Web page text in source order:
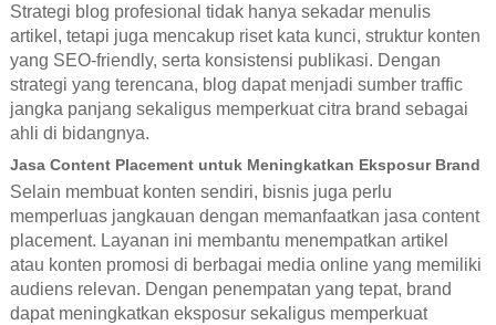
Strategi blog profesional tidak hanya sekadar menulis
artikel, tetapi juga mencakup riset kata kunci, struktur konten
yang SEO-friendly, serta konsistensi publikasi. Dengan
strategi yang terencana, blog dapat menjadi sumber traffic
jangka panjang sekaligus memperkuat citra brand sebagai
ahli di bidangnya.
Jasa Content Placement untuk Meningkatkan Eksposur Brand
Selain membuat konten sendiri, bisnis juga perlu
memperluas jangkauan dengan memanfaatkan jasa content
placement. Layanan ini membantu menempatkan artikel
atau konten promosi di berbagai media online yang memiliki
audiens relevan. Dengan penempatan yang tepat, brand
dapat meningkatkan eksposur sekaligus memperkuat